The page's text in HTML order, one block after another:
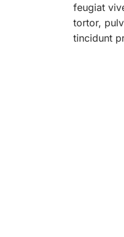
feugiat
tortor,
tincidunt